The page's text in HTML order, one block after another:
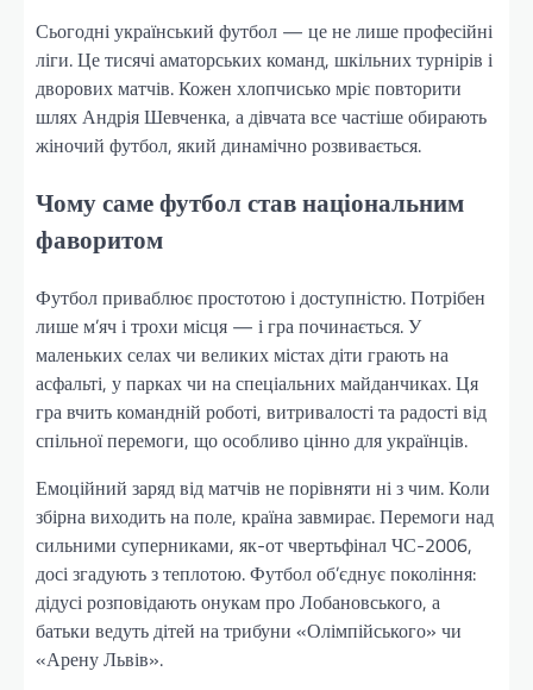
Сьогодні український футбол — це не лише професійні
ліги. Це тисячі аматорських команд, шкільних турнірів і
дворових матчів. Кожен хлопчисько мріє повторити
шлях Андрія Шевченка, а дівчата все частіше обирають
жіночий футбол, який динамічно розвивається.
Чому саме футбол став національним
фаворитом
Футбол приваблює простотою і доступністю. Потрібен
лише м’яч і трохи місця — і гра починається. У
маленьких селах чи великих містах діти грають на
асфальті, у парках чи на спеціальних майданчиках. Ця
гра вчить командній роботі, витривалості та радості від
спільної перемоги, що особливо цінно для українців.
Емоційний заряд від матчів не порівняти ні з чим. Коли
збірна виходить на поле, країна завмирає. Перемоги над
сильними суперниками, як-от чвертьфінал ЧС-2006,
досі згадують з теплотою. Футбол об’єднує покоління:
дідусі розповідають онукам про Лобановського, а
батьки ведуть дітей на трибуни «Олімпійського» чи
«Арену Львів».